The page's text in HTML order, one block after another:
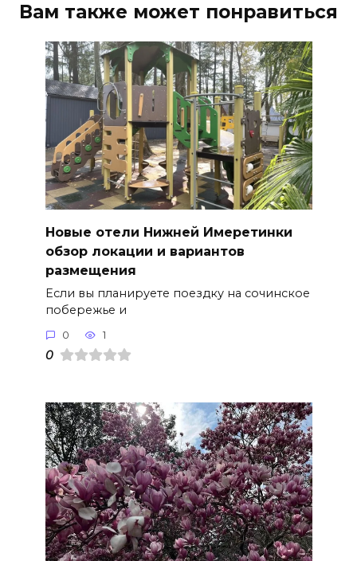
Вам также может понравиться
Новые отели Нижней Имеретинки
обзор локации и вариантов
размещения
Если вы планируете поездку на сочинское
побережье и
0 1
0